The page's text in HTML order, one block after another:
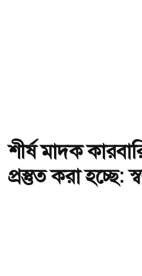
শীর্ষ মাদক
প্রস্তুত করা হচ্ছে: